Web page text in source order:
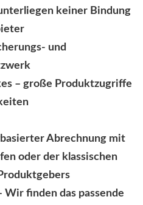
keiner Bindung
und
– große Produktzugriffe
Abrechnung mit
oder der klassischen
Wir finden das passende